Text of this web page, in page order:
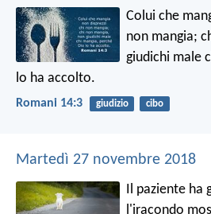
Colui che
non mangia;
giudichi male
lo ha accolto.
Romani 14:3 giudizio cibo
Martedì 27 novembre 2018
Il paziente ha
l'iracondo